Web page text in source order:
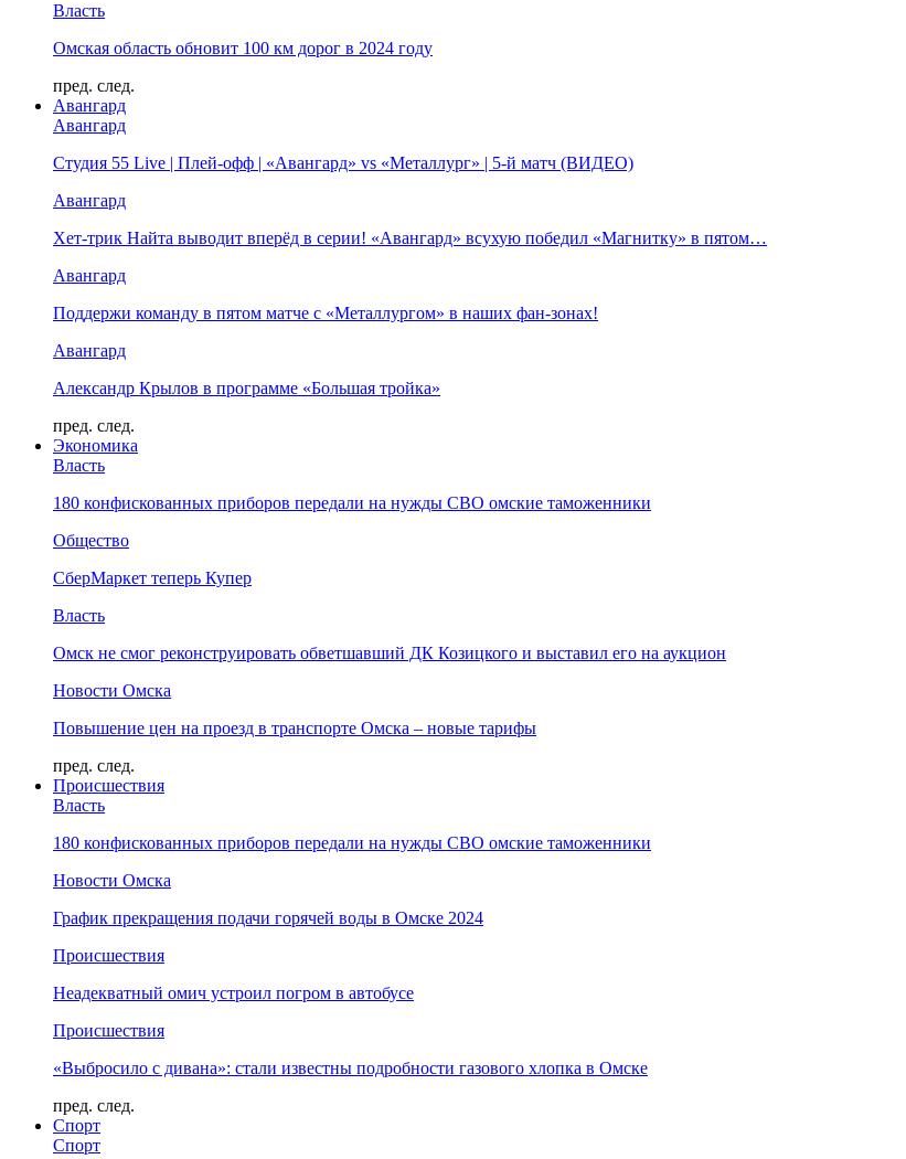
Власть
Омская область обновит 100 км дорог в 2024 году
пред. след.
Авангард
Авангард
Студия 55 Live | Плей-офф | «Авангард» vs «Металлург» | 5-й матч (ВИДЕО)
Авангард
Хет-трик Найта выводит вперёд в серии! «Авангард» всухую победил «Магнитку» в пятом…
Авангард
Поддержи команду в пятом матче с «Металлургом» в наших фан-зонах!
Авангард
Александр Крылов в программе «Большая тройка»
пред. след.
Экономика
Власть
180 конфискованных приборов передали на нужды СВО омские таможенники
Общество
СберМаркет теперь Купер
Власть
Омск не смог реконструировать обветшавший ДК Козицкого и выставил его на аукцион
Новости Омска
Повышение цен на проезд в транспорте Омска – новые тарифы
пред. след.
Происшествия
Власть
180 конфискованных приборов передали на нужды СВО омские таможенники
Новости Омска
График прекращения подачи горячей воды в Омске 2024
Происшествия
Неадекватный омич устроил погром в автобусе
Происшествия
«Выбросило с дивана»: стали известны подробности газового хлопка в Омске
пред. след.
Спорт
Спорт